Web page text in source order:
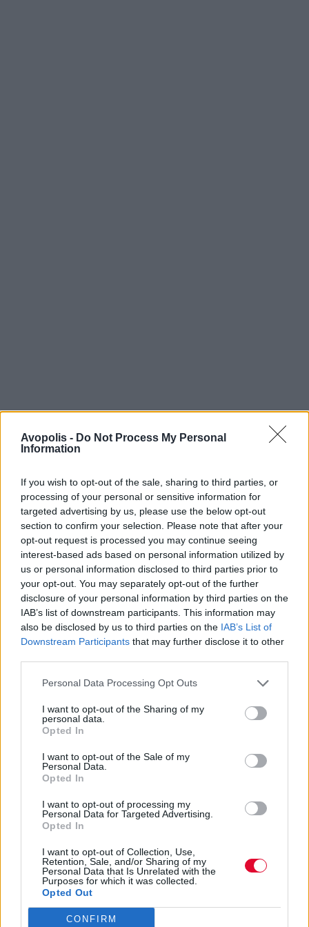
Avopolis - Do Not Process My Personal
Information
If you wish to opt-out of the sale, sharing to third parties, or
processing of your personal or sensitive information for
targeted advertising by us, please use the below opt-out
section to confirm your selection. Please note that after your
opt-out request is processed you may continue seeing
interest-based ads based on personal information utilized by
us or personal information disclosed to third parties prior to
your opt-out. You may separately opt-out of the further
disclosure of your personal information by third parties on the
IAB’s list of downstream participants. This information may
also be disclosed by us to third parties on the IAB’s List of
Downstream Participants that may further disclose it to other
Personal Data Processing Opt Outs
I want to opt-out of the Sharing of my
personal data.
Opted In
I want to opt-out of the Sale of my
Personal Data.
Opted In
I want to opt-out of processing my
Personal Data for Targeted Advertising.
Opted In
I want to opt-out of Collection, Use,
Retention, Sale, and/or Sharing of my
Personal Data that Is Unrelated with the
Purposes for which it was collected.
Opted Out
CONFIRM